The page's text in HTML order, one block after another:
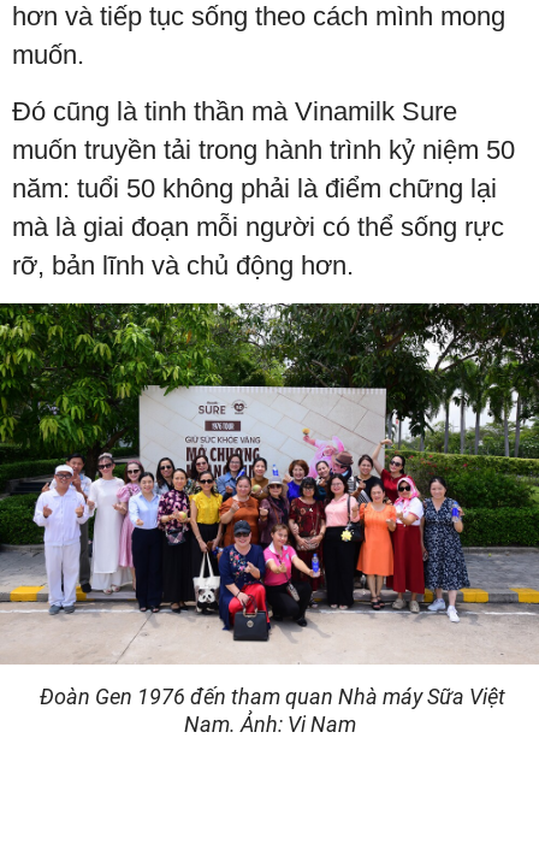
hơn và tiếp tục sống theo cách mình mong
muốn.
Đó cũng là tinh thần mà Vinamilk Sure
muốn truyền tải trong hành trình kỷ niệm 50
năm: tuổi 50 không phải là điểm chững lại
mà là giai đoạn mỗi người có thể sống rực
rỡ, bản lĩnh và chủ động hơn.
Đoàn Gen 1976 đến tham quan Nhà máy Sữa Việt
Nam. Ảnh: Vi Nam